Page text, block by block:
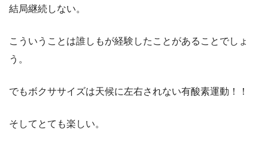
結局継続しない。
こういうことは誰しもが経験したことがあることでしょ
う。
でもボクササイズは天候に左右されない有酸素運動！！
そしてとても楽しい。